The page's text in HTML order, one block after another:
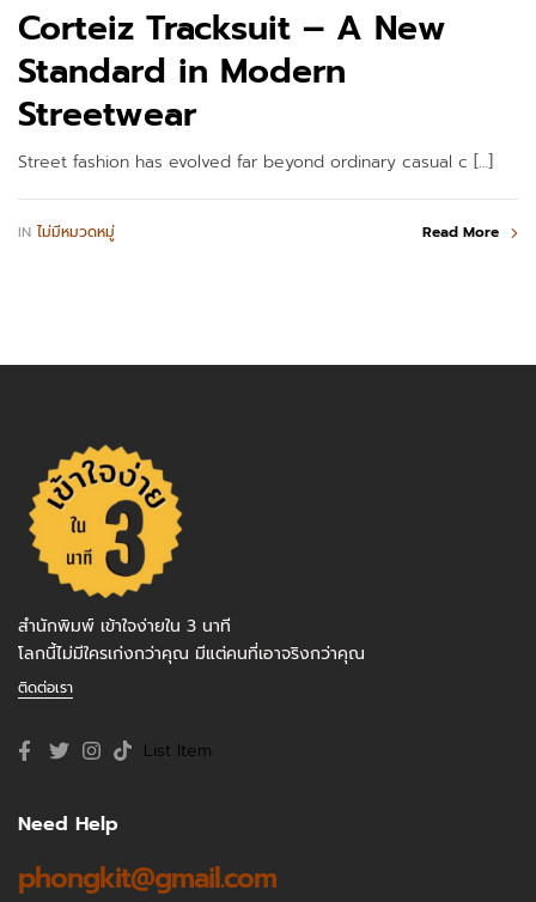
Corteiz Tracksuit – A New
Standard in Modern
Streetwear
Street fashion has evolved far beyond ordinary casual c […]
IN ไม่มีหมวดหมู่ Read More
สำนักพิมพ์ เข้าใจง่ายใน 3 นาที
โลกนี้ไม่มีใครเก่งกว่าคุณ มีแต่คนที่เอาจริงกว่าคุณ
ติดต่อเรา
List Item
Need Help
phongkit@gmail.com